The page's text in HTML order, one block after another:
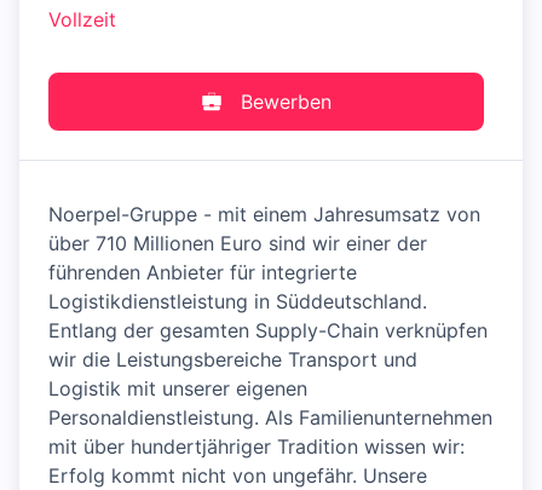
Vollzeit
Bewerben
Noerpel-Gruppe - mit einem Jahresumsatz von
über 710 Millionen Euro sind wir einer der
führenden Anbieter für integrierte
Logistikdienstleistung in Süddeutschland.
Entlang der gesamten Supply-Chain verknüpfen
wir die Leistungsbereiche Transport und
Logistik mit unserer eigenen
Personaldienstleistung. Als Familienunternehmen
mit über hundertjähriger Tradition wissen wir:
Erfolg kommt nicht von ungefähr. Unsere